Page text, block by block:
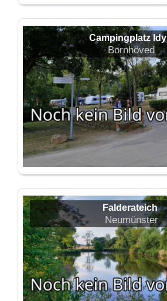
Campingplatz Idyll
Bornhöved
Falderateich
Neumünster